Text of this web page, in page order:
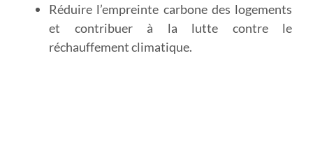
Réduire l’empreinte carbonedes logements
et contribuer à la lutte contre le
réchauffement climatique.